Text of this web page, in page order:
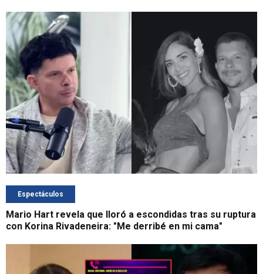
Espectáculos
Mario Hart revela que lloró a escondidas tras su ruptura
con Korina Rivadeneira: "Me derribé en mi cama"